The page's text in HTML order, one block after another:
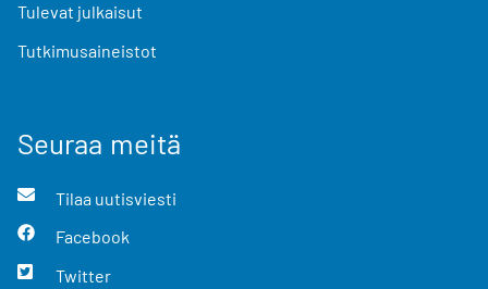
Tulevat julkaisut
Tutkimusaineistot
Seuraa meitä
Tilaa uutisviesti
Facebook
Twitter